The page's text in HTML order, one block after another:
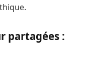
partagées :